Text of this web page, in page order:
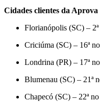
Cidades clientes da Aprova
Florianópolis (SC) –
Criciúma (SC) – 16ª
Londrina (PR) – 17ª
Blumenau (SC) – 21ª
Chapecó (SC) – 22ª